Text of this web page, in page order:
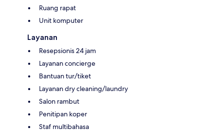
Ruang rapat
Unit komputer
Layanan
Resepsionis 24 jam
Layanan concierge
Bantuan tur/tiket
Layanan dry cleaning/laundry
Salon rambut
Penitipan koper
Staf multibahasa